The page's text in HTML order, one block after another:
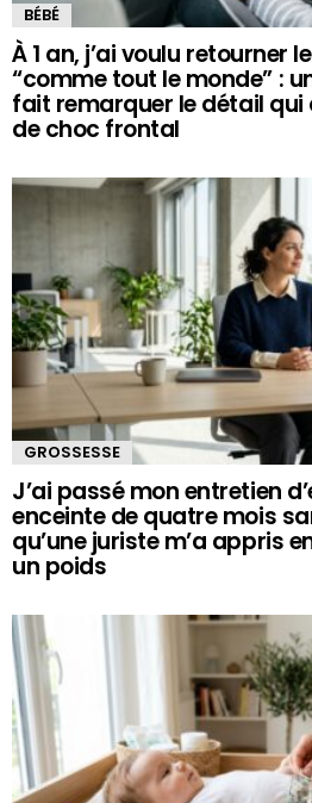
BÉBÉ
À 1 an, j’ai voulu retourner
“comme tout le monde” :
fait remarquer le détail
de choc frontal
GROSSESSE
J’ai passé mon entretien
enceinte de quatre mois
qu’une juriste m’a appris
un poids